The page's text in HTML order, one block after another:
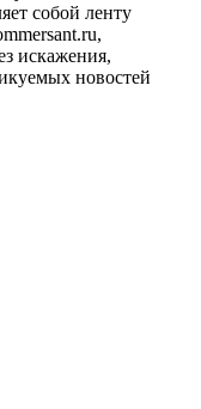
собой ленту
искажения,
новостей